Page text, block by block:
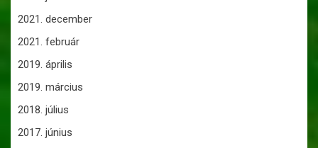
2021. december
2021. február
2019. április
2019. március
2018. július
2017. június